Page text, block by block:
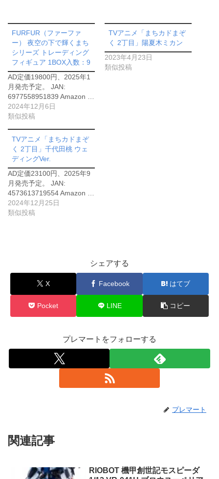
FURFUR（ファーファ
ー） 夜空の下で輝くまち
シリーズ トレーディング
フィギュア 1BOX入数：9
AD定価19800円、2025年1
月発売予定。 JAN:
6977558951839 Amazon …
2024年12月6日
類似投稿
TVアニメ「まちカドまぞ
く 2丁目」陽夏木ミカン
2023年4月23日
類似投稿
TVアニメ「まちカドまぞ
く 2丁目」千代田桃 ウェ
ディングVer.
AD定価23100円、2025年9
月発売予定。 JAN:
4573613719554 Amazon …
2024年12月25日
類似投稿
シェアする
X Facebook はてブ
Pocket LINE コピー
プレマートをフォローする
プレマート
関連記事
RIOBOT 機甲創世記モスピーダ